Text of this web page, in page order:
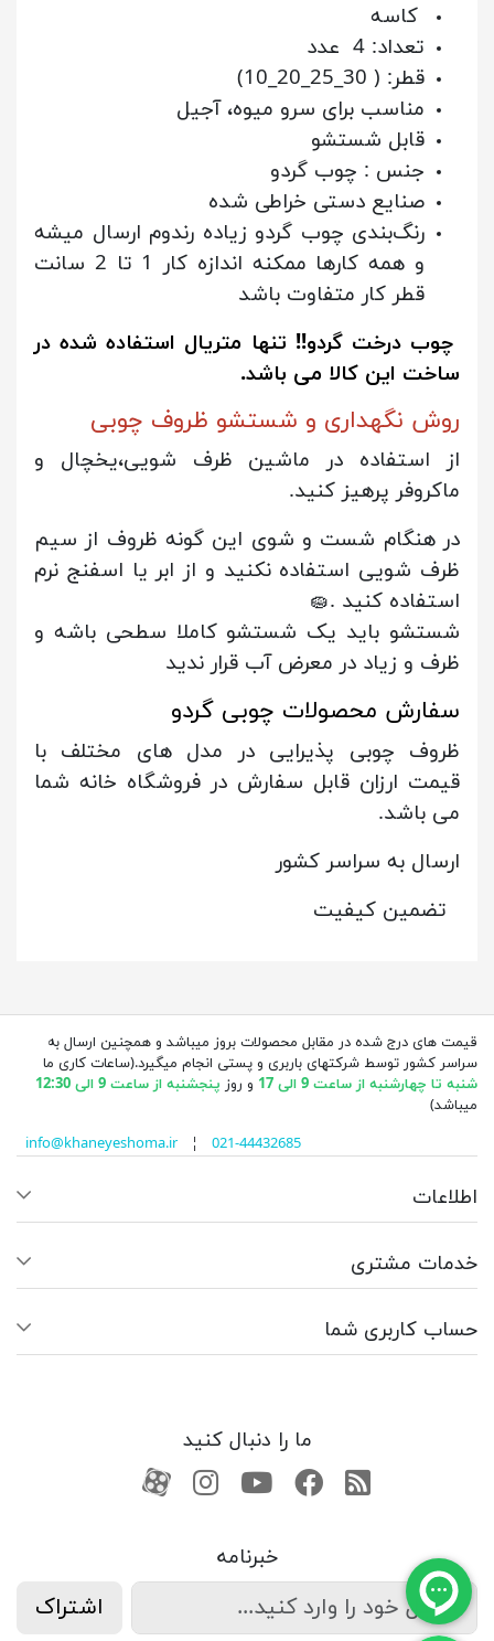
کاسه
تعداد: 4 عدد
قطر: ( 30_25_20_10)
مناسب برای سرو میوه، آجیل
قابل شستشو
جنس : چوب گردو
صنایع دستی خراطی شده
رنگ‌بندی چوب گردو زیاده رندوم ارسال میشه
و همه کارها ممکنه اندازه کار 1 تا 2 سانت
قطر کار متفاوت باشد
چوب درخت گردو!! تنها متریال استفاده شده در
ساخت این کالا می باشد.
روش نگهداری و شستشو ظروف چوبی
از استفاده در ماشین ظرف شویی،یخچال و
ماکروفر پرهیز کنید.
در هنگام شست و شوی این گونه ظروف از سیم
ظرف شویی استفاده نکنید و از ابر یا اسفنج نرم
استفاده کنید .🧽
شستشو باید یک شستشو کاملا سطحی باشه و
ظرف و زیاد در معرض آب قرار ندید
سفارش محصولات چوبی گردو
ظروف چوبی پذیرایی در مدل های مختلف با
قیمت ارزان قابل سفارش در فروشگاه خانه شما
می باشد.
ارسال به سراسر کشور
تضمین کیفیت
قیمت های درج شده در مقابل محصولات بروز میباشد و همچنین ارسال به
سراسر کشور توسط شرکتهای باربری و پستی انجام میگیرد.(ساعات کاری ما
شنبه تا چهارشنبه از ساعت 9 الی 17
و روز پنجشنبه از ساعت 9 الی 12:30
میباشد)
info@khaneyeshoma.ir¦ 021-44432685
اطلاعات
خدمات مشتری
حساب کاربری شما
ما را دنبال کنید
RSSفیسبوکیوتیوبکانال آپارات
کانال آپارات
خبرنامه
اشتراک